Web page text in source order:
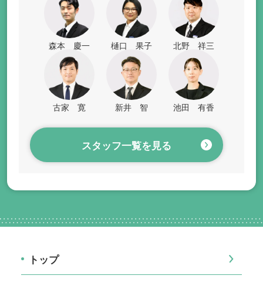
森本 慶一 樋口 果子 北野 祥三
古家 寛 新井 智 池田 有香
スタッフ一覧を見る
トップ